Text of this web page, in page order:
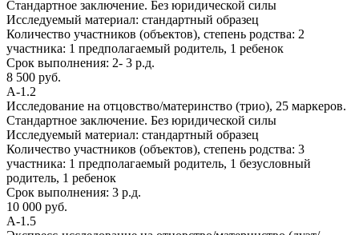
Стандартное заключение. Без юридической силы
Исследуемый материал: стандартный образец
Количество участников (объектов), степень родства: 2
участника: 1 предполагаемый родитель, 1 ребенок
Срок выполнения: 2- 3 р.д.
8 500 руб.
А-1.2
Исследование на отцовство/материнство (трио), 25 маркеров.
Стандартное заключение. Без юридической силы
Исследуемый материал: стандартный образец
Количество участников (объектов), степень родства: 3
участника: 1 предполагаемый родитель, 1 безусловный
родитель, 1 ребенок
Срок выполнения: 3 р.д.
10 000 руб.
А-1.5